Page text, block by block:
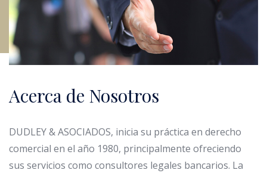
Acerca de Nosotros
DUDLEY & ASOCIADOS, inicia su práctica en derecho
comercial en el año 1980, principalmente ofreciendo
sus servicios como consultores legales bancarios. La